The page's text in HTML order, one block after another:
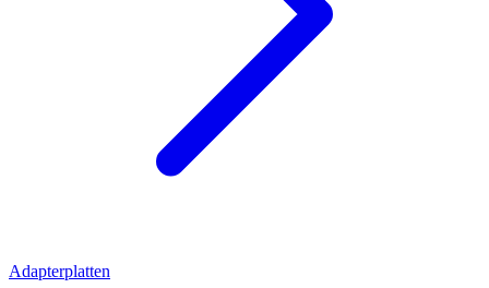
Adapterplatten